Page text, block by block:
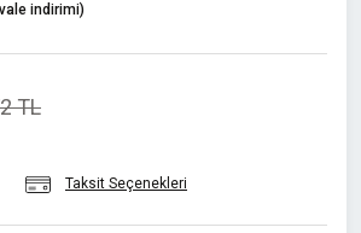
indirimi)
TL
Taksit Seçenekleri